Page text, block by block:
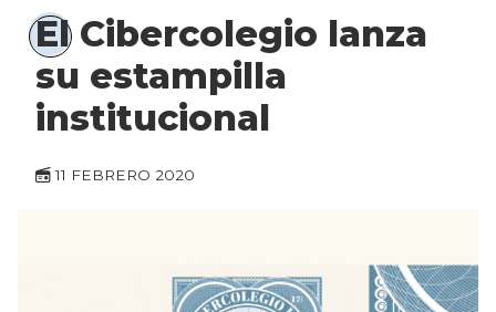
El Cibercolegio lanza
su estampilla
institucional
11 FEBRERO 2020